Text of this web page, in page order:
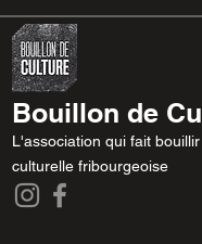
Bouillon de
L'association qui fait
culturelle fribourgeoise